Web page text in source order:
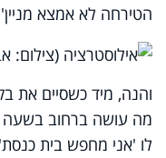
הטירחה לא אמצא
והנה, מיד כשסיים את
מה עושה ברחוב בשעה
לו 'אני מחפש בית